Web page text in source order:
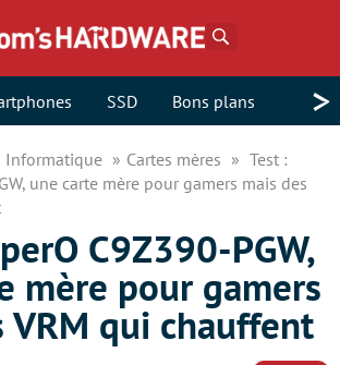
SSD Bons plans >
Informatique Cartes mères
Test :
une carte mère pour gamers mais des
C9Z390-PGW,
mère pour gamers
VRM qui chauffent